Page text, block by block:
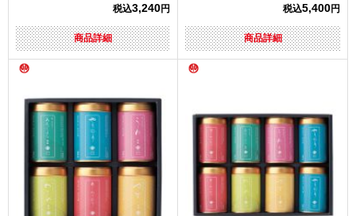
税込3,240円
商品詳細
税込5,400円
商品詳細